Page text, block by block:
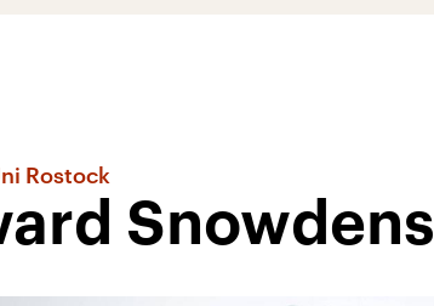
Rostock
Snowdens